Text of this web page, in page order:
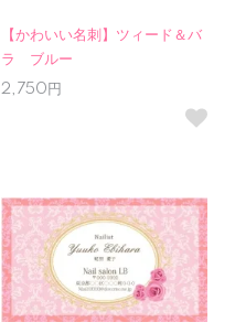
【かわいい名刺】ツィード＆バ
ラ ブルー
2,750円